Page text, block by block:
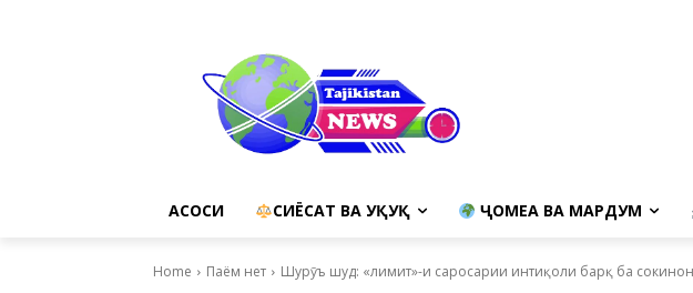
АСОСИ СИЁСАТ ВА ҲУҚУҚ ҶОМЕА ВА МАРДУМ
Home Паём нет Шурӯъ шуд: «лимит»-и саросарии интиқоли барқ ба сокинон